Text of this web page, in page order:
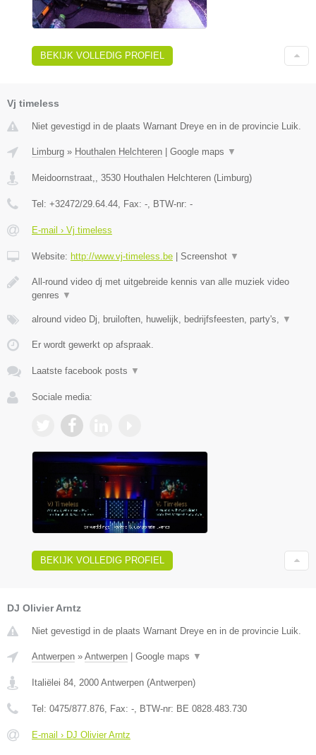
BEKIJK VOLLEDIG PROFIEL
Vj timeless
Niet gevestigd in de plaats Warnant Dreye en in de provincie Luik.
Limburg » Houthalen Helchteren Google maps ▼
Meidoornstraat,, 3530 Houthalen Helchteren (Limburg)
Tel: +32472/29.64.44, Fax: -, BTW-nr: -
E-mail › Vj timeless
Website: http://www.vj-timeless.be Screenshot ▼
All-round video dj met uitgebreide kennis van alle muziek video
genres ▼
alround video Dj, bruiloften, huwelijk, bedrijfsfeesten, party's, ▼
Er wordt gewerkt op afspraak.
Laatste facebook posts ▼
Sociale media:
BEKIJK VOLLEDIG PROFIEL
DJ Olivier Arntz
Niet gevestigd in de plaats Warnant Dreye en in de provincie Luik.
Antwerpen » Antwerpen Google maps ▼
Italiëlei 84, 2000 Antwerpen (Antwerpen)
Tel: 0475/877.876, Fax: -, BTW-nr: BE 0828.483.730
E-mail › DJ Olivier Arntz